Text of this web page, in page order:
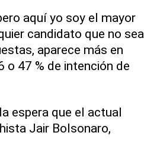
aquí yo soy el mayor
candidato que no sea
aparece más en
o 47 % de intención de
espera que el actual
Jair Bolsonaro,